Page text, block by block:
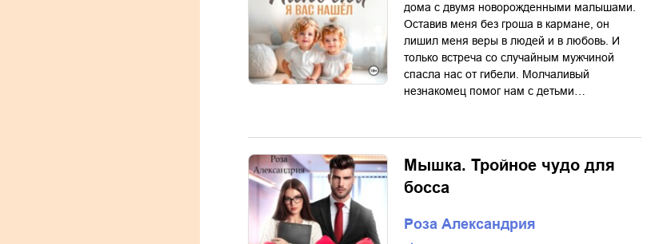
дома с двумя новорожденными малышами.
Оставив меня без гроша в кармане, он
лишил меня веры в людей и в любовь. И
только встреча со случайным мужчиной
спасла нас от гибели. Молчаливый
незнакомец помог нам с детьми…
Мышка. Тройное чудо для
босса
Роза Александрия